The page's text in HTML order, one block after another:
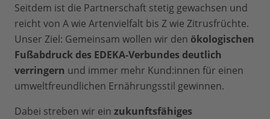
Seitdem ist die Partnerschaft stetig gewachsen und
reicht von A wie Artenvielfalt bis Z wie Zitrusfrüchte.
Unser Ziel: Gemeinsam wollen wir den ökologischen
Fußabdruck des EDEKA-Verbundes deutlich
verringern und immer mehr Kund:innen für einen
umweltfreundlichen Ernährungsstil gewinnen.
Dabei streben wir ein zukunftsfähiges